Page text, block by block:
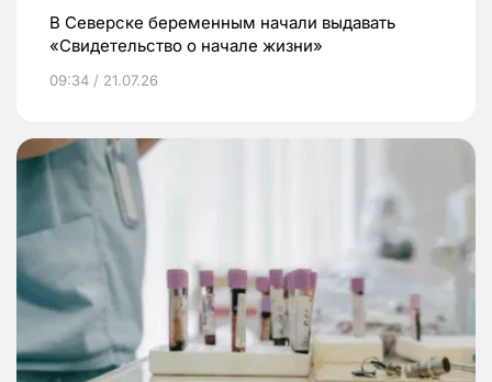
В Северске беременным начали выдавать
«Свидетельство о начале жизни»
09:34 / 21.07.26